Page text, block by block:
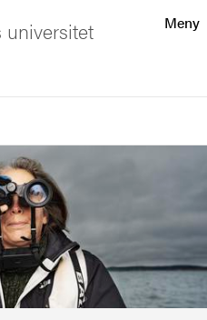
Meny
universitet